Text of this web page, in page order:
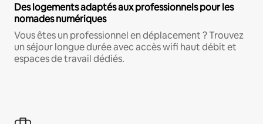
Des logements adaptés aux professionnels pour les
nomades numériques
Vous êtes un professionnel en déplacement ? Trouvez
un séjour longue durée avec accès wifi haut débit et
espaces de travail dédiés.